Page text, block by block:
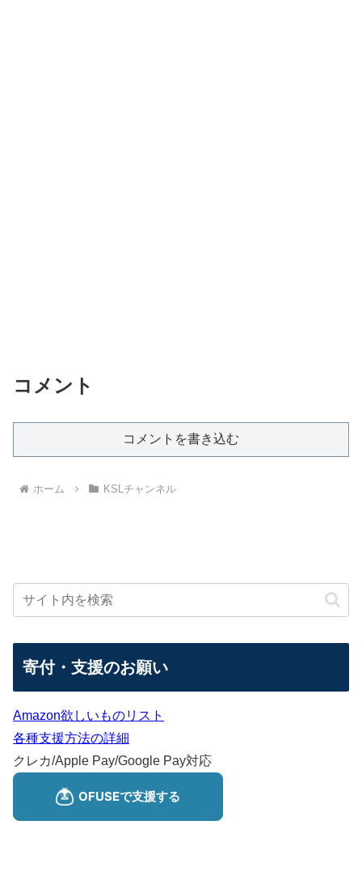
コメント
コメントを書き込む
ホーム KSLチャンネル
寄付・支援のお願い
Amazon欲しいものリスト
各種支援方法の詳細
クレカ/Apple Pay/Google Pay対応